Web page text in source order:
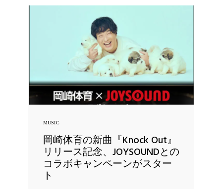
MUSIC
岡崎体育の新曲『Knock Out』
リリース記念、JOYSOUNDとの
コラボキャンペーンがスター
ト